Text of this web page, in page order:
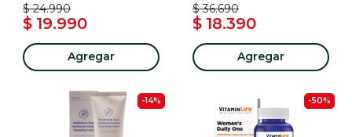
$ 24.990
$ 19.990
Agregar
$ 36.690
$ 18.390
Agregar
-14% -50%